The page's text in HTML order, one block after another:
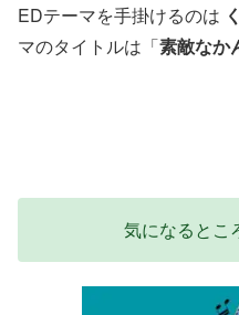
EDテーマを手掛けるのは
マのタイトルは「素敵なか
気になるとこ